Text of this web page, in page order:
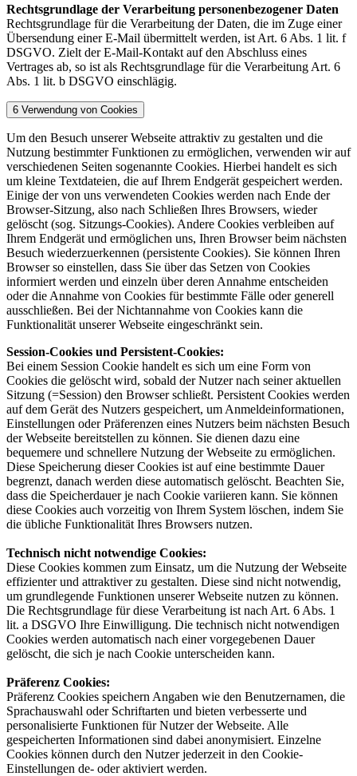
Rechtsgrundlage der Verarbeitung personenbezogener Daten
Rechtsgrundlage für die Verarbeitung der Daten, die im Zuge einer
Übersendung einer E-Mail übermittelt werden, ist Art. 6 Abs. 1 lit. f
DSGVO. Zielt der E-Mail-Kontakt auf den Abschluss eines
Vertrages ab, so ist als Rechtsgrundlage für die Verarbeitung Art. 6
Abs. 1 lit. b DSGVO einschlägig.
6 Verwendung von Cookies
Um den Besuch unserer Webseite attraktiv zu gestalten und die
Nutzung bestimmter Funktionen zu ermöglichen, verwenden wir auf
verschiedenen Seiten sogenannte Cookies. Hierbei handelt es sich
um kleine Textdateien, die auf Ihrem Endgerät gespeichert werden.
Einige der von uns verwendeten Cookies werden nach Ende der
Browser-Sitzung, also nach Schließen Ihres Browsers, wieder
gelöscht (sog. Sitzungs-Cookies). Andere Cookies verbleiben auf
Ihrem Endgerät und ermöglichen uns, Ihren Browser beim nächsten
Besuch wiederzuerkennen (persistente Cookies). Sie können Ihren
Browser so einstellen, dass Sie über das Setzen von Cookies
informiert werden und einzeln über deren Annahme entscheiden
oder die Annahme von Cookies für bestimmte Fälle oder generell
ausschließen. Bei der Nichtannahme von Cookies kann die
Funktionalität unserer Webseite eingeschränkt sein.
Session-Cookies und Persistent-Cookies:
Bei einem Session Cookie handelt es sich um eine Form von
Cookies die gelöscht wird, sobald der Nutzer nach seiner aktuellen
Sitzung (=Session) den Browser schließt. Persistent Cookies werden
auf dem Gerät des Nutzers gespeichert, um Anmeldeinformationen,
Einstellungen oder Präferenzen eines Nutzers beim nächsten Besuch
der Webseite bereitstellen zu können. Sie dienen dazu eine
bequemere und schnellere Nutzung der Webseite zu ermöglichen.
Diese Speicherung dieser Cookies ist auf eine bestimmte Dauer
begrenzt, danach werden diese automatisch gelöscht. Beachten Sie,
dass die Speicherdauer je nach Cookie variieren kann. Sie können
diese Cookies auch vorzeitig von Ihrem System löschen, indem Sie
die übliche Funktionalität Ihres Browsers nutzen.
Technisch nicht notwendige Cookies:
Diese Cookies kommen zum Einsatz, um die Nutzung der Webseite
effizienter und attraktiver zu gestalten. Diese sind nicht notwendig,
um grundlegende Funktionen unserer Webseite nutzen zu können.
Die Rechtsgrundlage für diese Verarbeitung ist nach Art. 6 Abs. 1
lit. a DSGVO Ihre Einwilligung. Die technisch nicht notwendigen
Cookies werden automatisch nach einer vorgegebenen Dauer
gelöscht, die sich je nach Cookie unterscheiden kann.
Präferenz Cookies:
Präferenz Cookies speichern Angaben wie den Benutzernamen, die
Sprachauswahl oder Schriftarten und bieten verbesserte und
personalisierte Funktionen für Nutzer der Webseite. Alle
gespeicherten Informationen sind dabei anonymisiert. Einzelne
Cookies können durch den Nutzer jederzeit in den Cookie-
Einstellungen de- oder aktiviert werden.